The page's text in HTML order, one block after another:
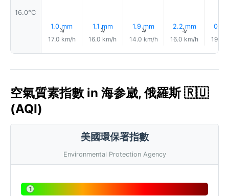
16.0°C
1.0 mm
↑
17.0 km/h
1.1 mm
↑
16.0 km/h
1.9 mm
↑
14.0 km/h
2.2 mm
↑
16.0 km/h
0.3
19.0
空氣質素指數 in 海参崴, 俄羅斯 🇷🇺
(AQI)
美國環保署指數
Environmental Protection Agency
1